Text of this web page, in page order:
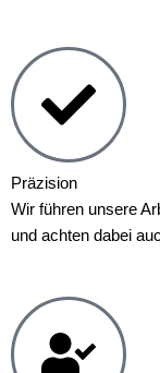
Präzision
Wir führen unsere
und achten dabei